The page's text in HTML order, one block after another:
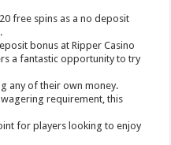
free spins as a no deposit
bonus at Ripper Casino
a fantastic opportunity to try
any of their own money.
requirement, this
for players looking to enjoy